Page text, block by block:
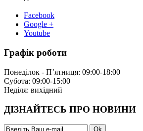
Facebook
Google +
Youtube
Графік роботи
Понеділок - П’ятниця: 09:00-18:00
Субота: 09:00-15:00
Неділя: вихідний
ДІЗНАЙТЕСЬ ПРО НОВИНИ